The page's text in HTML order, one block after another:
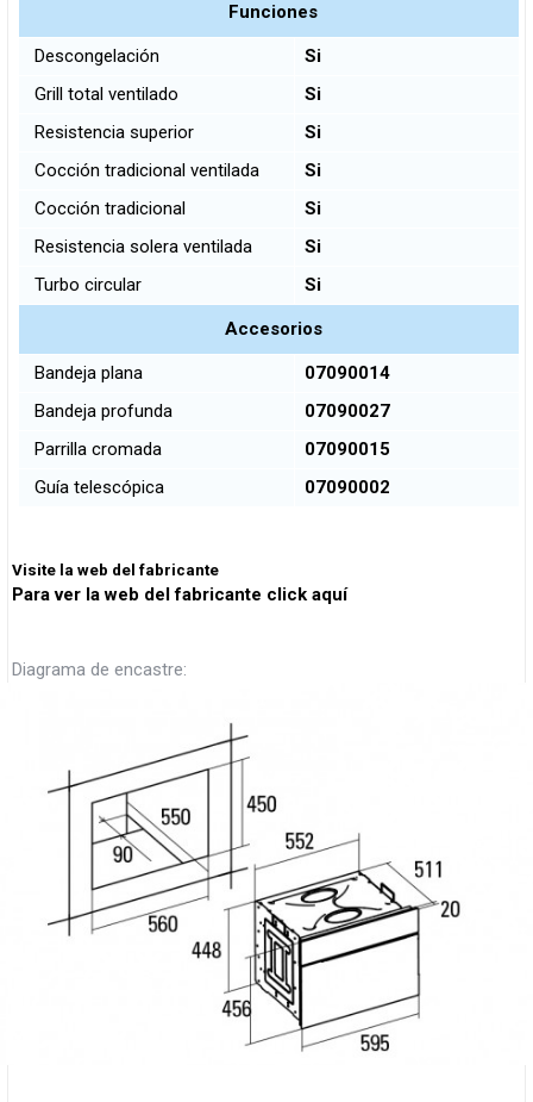
Funciones
Descongelación
Si
Grill total ventilado
Si
Resistencia superior
Si
Cocción tradicional ventilada
Si
Cocción tradicional
Si
Resistencia solera ventilada
Si
Turbo circular
Si
Accesorios
Bandeja plana
07090014
Bandeja profunda
07090027
Parrilla cromada
07090015
Guía telescópica
07090002
Visite la web del fabricante
Para ver la web del fabricante click aquí
Diagrama de encastre: